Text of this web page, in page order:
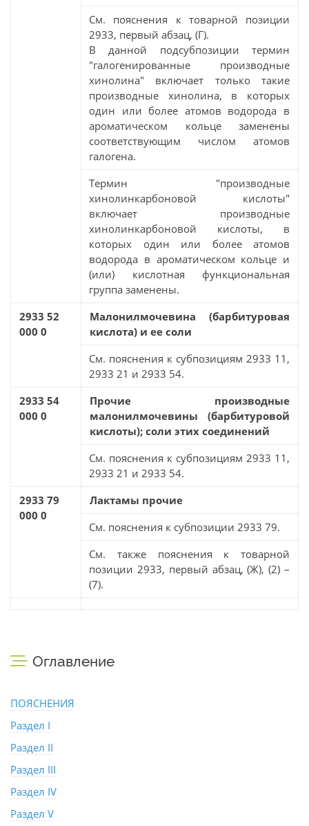
См. пояснения к товарной позиции
2933, первый абзац, (Г).
В данной подсубпозиции термин
"галогенированные производные
хинолина" включает только такие
производные хинолина, в которых
один или более атомов водорода в
ароматическом кольце заменены
соответствующим числом атомов
галогена.
Термин "производные
хинолинкарбоновой кислоты"
включает производные
хинолинкарбоновой кислоты, в
которых один или более атомов
водорода в ароматическом кольце и
(или) кислотная функциональная
группа заменены.
2933 52
000 0
Малонилмочевина (барбитуровая
кислота) и ее соли
См. пояснения к субпозициям 2933 11,
2933 21 и 2933 54.
2933 54
000 0
Прочие производные
малонилмочевины (барбитуровой
кислоты); соли этих соединений
См. пояснения к субпозициям 2933 11,
2933 21 и 2933 54.
2933 79
000 0
Лактамы прочие
См. пояснения к субпозиции 2933 79.
См. также пояснения к товарной
позиции 2933, первый абзац, (Ж), (2) –
(7).
Оглавление
ПОЯСНЕНИЯ
Раздел I
Раздел II
Раздел III
Раздел IV
Раздел V